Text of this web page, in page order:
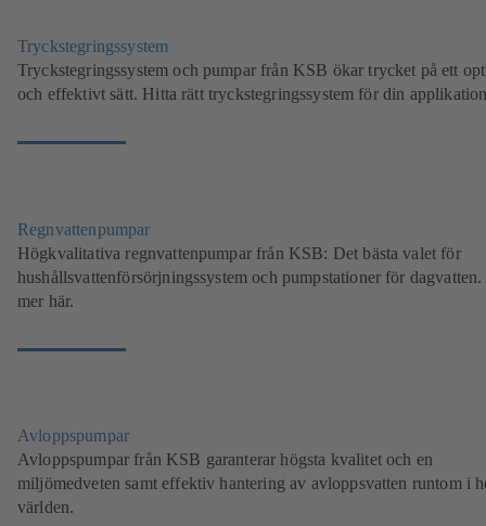
Tryckstegringssystem
Tryckstegringssystem och pumpar från KSB ökar trycket på ett
och effektivt sätt. Hitta rätt tryckstegringssystem för din
Regnvattenpumpar
Högkvalitativa regnvattenpumpar från KSB: Det bästa valet för
hushållsvattenförsörjningssystem och pumpstationer för dagvatten.
mer här.
Avloppspumpar
Avloppspumpar från KSB garanterar högsta kvalitet och en
miljömedveten samt effektiv hantering av avloppsvatten runtom i
världen.